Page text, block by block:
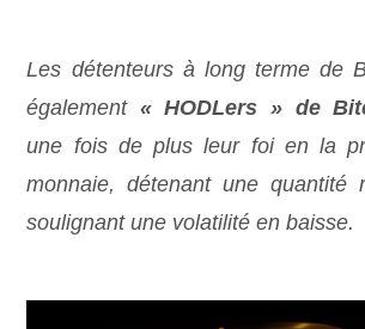
Les détenteurs à long terme de
également « HODLers » de
une fois de plus leur foi en la
monnaie, détenant une quantité
soulignant une volatilité en baisse.